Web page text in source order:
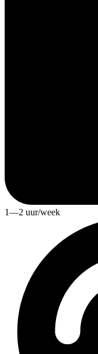
1—2 uur/week